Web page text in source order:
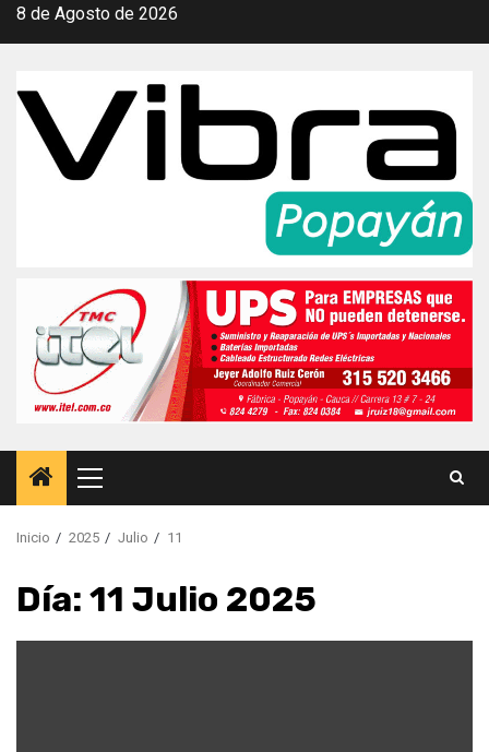
Saltar
8 de Agosto de 2026
Menú
principal
Inicio 2025 Julio 11
Día: 11 Julio 2025